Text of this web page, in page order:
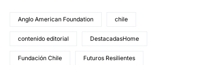
Anglo American Foundation chile
contenido editorial DestacadasHome
Fundación Chile Futuros Resilientes